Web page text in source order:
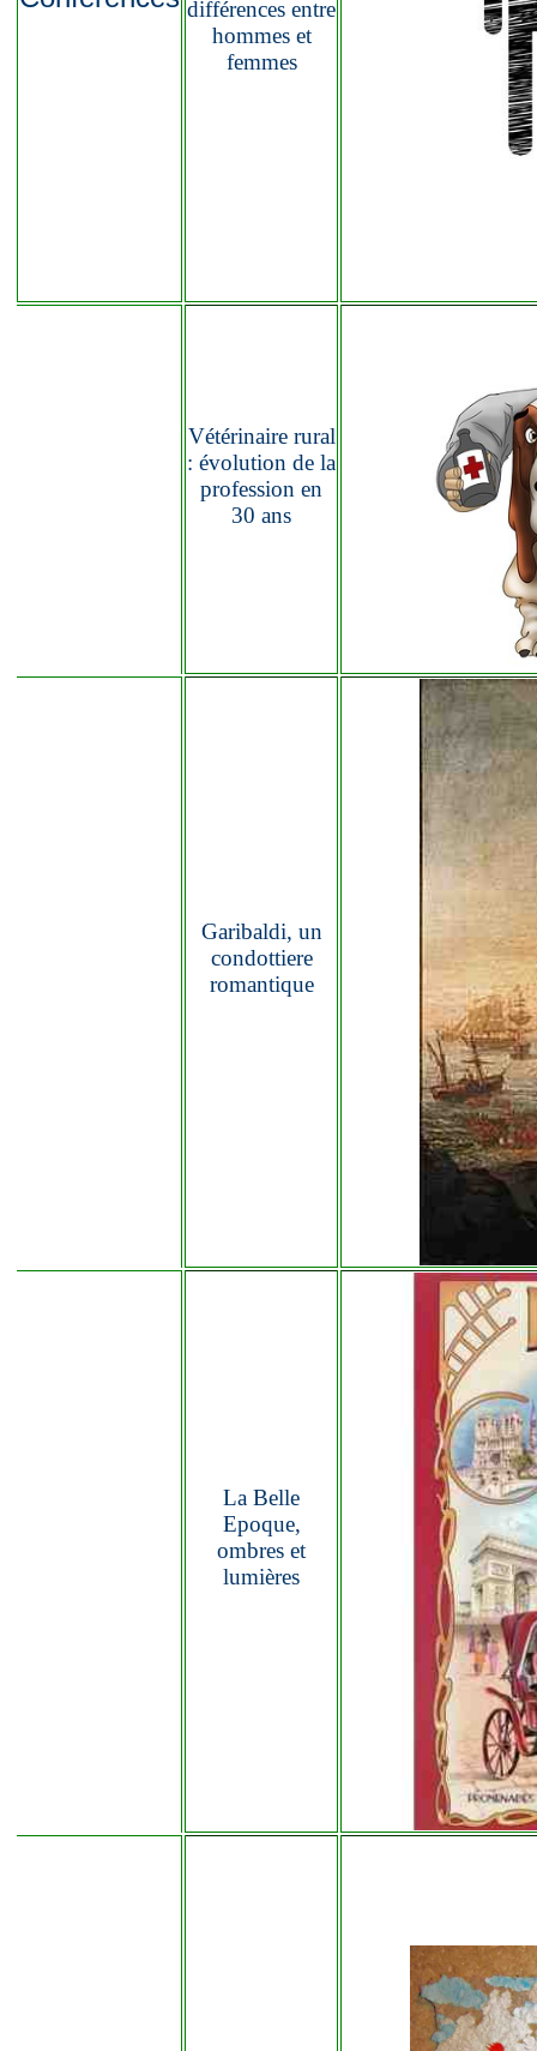
différences entre
hommes et
femmes
Vétérinaire rural
: évolution de la
profession en
30 ans
Garibaldi, un
condottiere
romantique
La Belle
Epoque,
ombres et
lumières